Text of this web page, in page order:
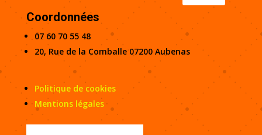
Coordonnées
07 60 70 55 48
20, Rue de la Comballe 07200 Aubenas
Politique de cookies
Mentions légales